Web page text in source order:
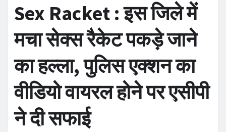
Sex Racket : इस जिले में
मचा सेक्स रैकेट पकड़े जाने
का हल्ला, पुलिस एक्शन का
वीडियो वायरल होने पर एसीपी
ने दी सफाई